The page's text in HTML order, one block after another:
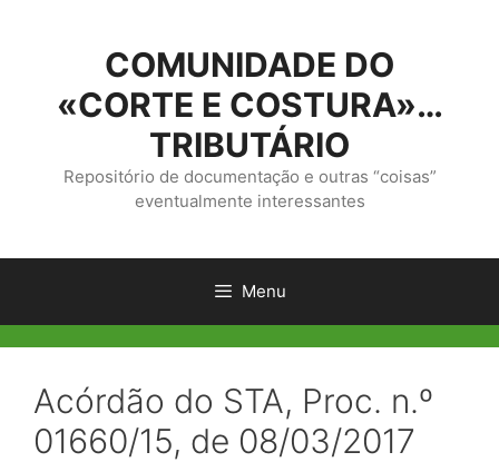
conteúdo
COMUNIDADE DO
«CORTE E COSTURA»…
TRIBUTÁRIO
Repositório de documentação e outras “coisas”
eventualmente interessantes
Menu
Acórdão do STA, Proc. n.º
01660/15, de 08/03/2017